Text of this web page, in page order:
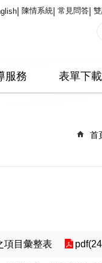
陳情系統 常見問答
服務 表單下載
首
項目彙整表